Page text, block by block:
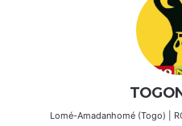
Lomé-Amadanhomé (Togo) |